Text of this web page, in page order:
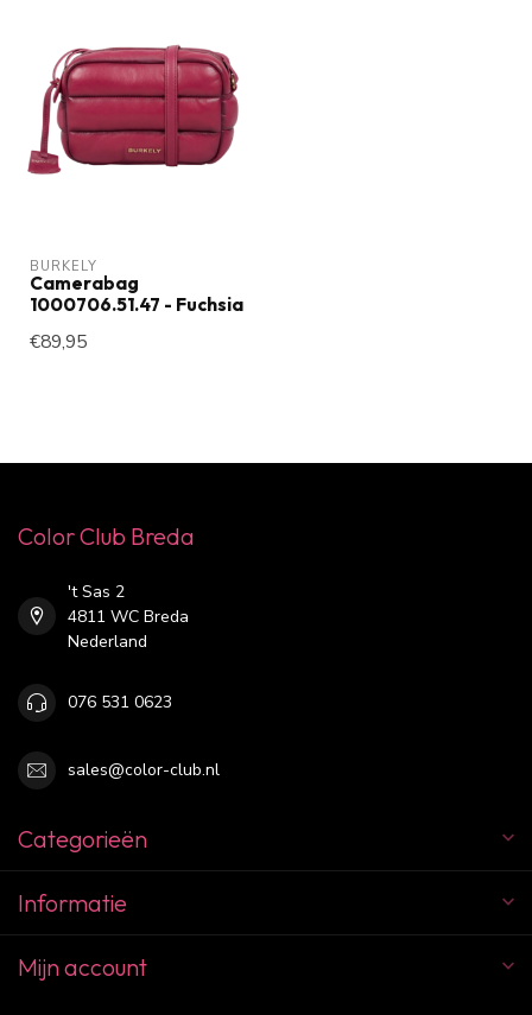
BURKELY
Camerabag
1000706.51.47 - Fuchsia
€89,95
Color Club Breda
't Sas 2
4811 WC Breda
Nederland
076 531 0623
sales@color-club.nl
Categorieën
Informatie
Mijn account